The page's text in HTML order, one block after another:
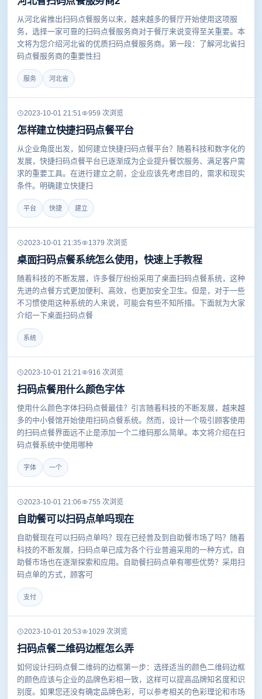
从河北省推出扫码点餐服务以来，越来越多的餐厅开始使用这项服
务，选择一家可靠的扫码点餐服务商对于餐厅来说变得至关重要。本
文将为您介绍河北省的优质扫码点餐服务商。第一段：了解河北省扫
码点餐服务商的重要性扫
服务 河北省
2023-10-01 21:51 959 次浏览
怎样建立快捷扫码点餐平台
从企业角度出发，如何建立快捷扫码点餐平台？随着科技和数字化的
发展，快捷扫码点餐平台已逐渐成为企业提升餐饮服务、满足客户需
求的重要工具。在进行建立之前，企业应该先考虑目的，需求和现实
条件。明确建立快捷扫
平台 快捷 建立
2023-10-01 21:35 1379 次浏览
桌面扫码点餐系统怎么使用，快速上手教程
随着科技的不断发展，许多餐厅纷纷采用了桌面扫码点餐系统，这种
先进的点餐方式更加便利、高效，也更加安全卫生。但是，对于一些
不习惯使用这种系统的人来说，可能会有些不知所措。下面就为大家
介绍一下桌面扫码点餐
系统
2023-10-01 21:21 916 次浏览
扫码点餐用什么颜色字体
使用什么颜色字体扫码点餐最佳？引言随着科技的不断发展，越来越
多的中小餐馆开始使用扫码点餐系统。然而，设计一个吸引顾客使用
的扫码点餐界面远不止是添加一个二维码那么简单。本文将介绍在扫
码点餐系统中使用哪种
字体 一个
2023-10-01 21:06 755 次浏览
自助餐可以扫码点单吗现在
自助餐现在可以扫码点单吗？现在已经普及到自助餐市场了吗？随着
科技的不断发展，扫码点单已成为各个行业普遍采用的一种方式，自
助餐市场也在逐渐探索和应用。自助餐扫码点单有哪些优势？采用扫
码点单的方式，顾客可
支付
2023-10-01 20:53 1029 次浏览
扫码点餐二维码边框怎么弄
如何设计扫码点餐二维码的边框第一步：选择适当的颜色二维码边框
的颜色应该与企业的品牌色彩相一致，这样可以提高品牌知名度和识
别度。如果您还没有确定品牌色彩，可以参考相关的色彩理论和市场